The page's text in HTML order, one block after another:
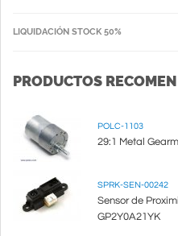
LIQUIDACIÓN STOCK 50%
PRODUCTOS
POLC-1103
29:1 Metal
SPRK-SEN-00242
Sensor de
GP2Y0A21YK